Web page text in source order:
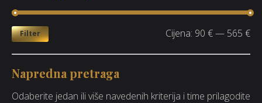
Filter Cijena: 90 €— 565 €
Napredna pretraga
Odaberite jedan ili više navedenih kriterija i time prilagodite